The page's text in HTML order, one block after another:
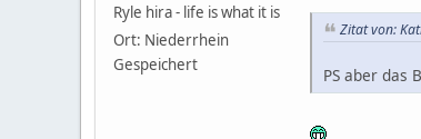
Ryle hira - life is what it is
Ort: Niederrhein
Gespeichert
Zitat von:
PS aber das